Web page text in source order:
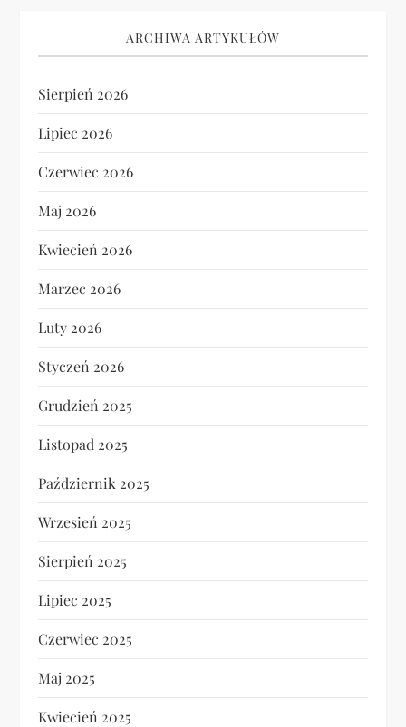
ARCHIWA ARTYKUŁÓW
Sierpień 2026
Lipiec 2026
Czerwiec 2026
Maj 2026
Kwiecień 2026
Marzec 2026
Luty 2026
Styczeń 2026
Grudzień 2025
Listopad 2025
Październik 2025
Wrzesień 2025
Sierpień 2025
Lipiec 2025
Czerwiec 2025
Maj 2025
Kwiecień 2025